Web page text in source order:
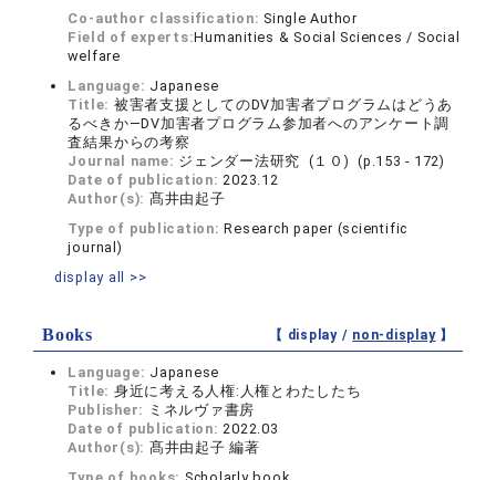
Co-author classification: Single Author
Field of experts:Humanities & Social Sciences / Social
welfare
Language: Japanese
Title: 被害者支援としてのDV加害者プログラムはどうあ
るべきか―DV加害者プログラム参加者へのアンケート調
査結果からの考察
Journal name: ジェンダー法研究 (１０) (p.153 - 172)
Date of publication:2023.12
Author(s): 髙井由起子
Type of publication:Research paper (scientific
journal)
display all >>
Books 【 display / non-display】
Language: Japanese
Title: 身近に考える人権:人権とわたしたち
Publisher: ミネルヴァ書房
Date of publication:2022.03
Author(s): 髙井由起子 編著